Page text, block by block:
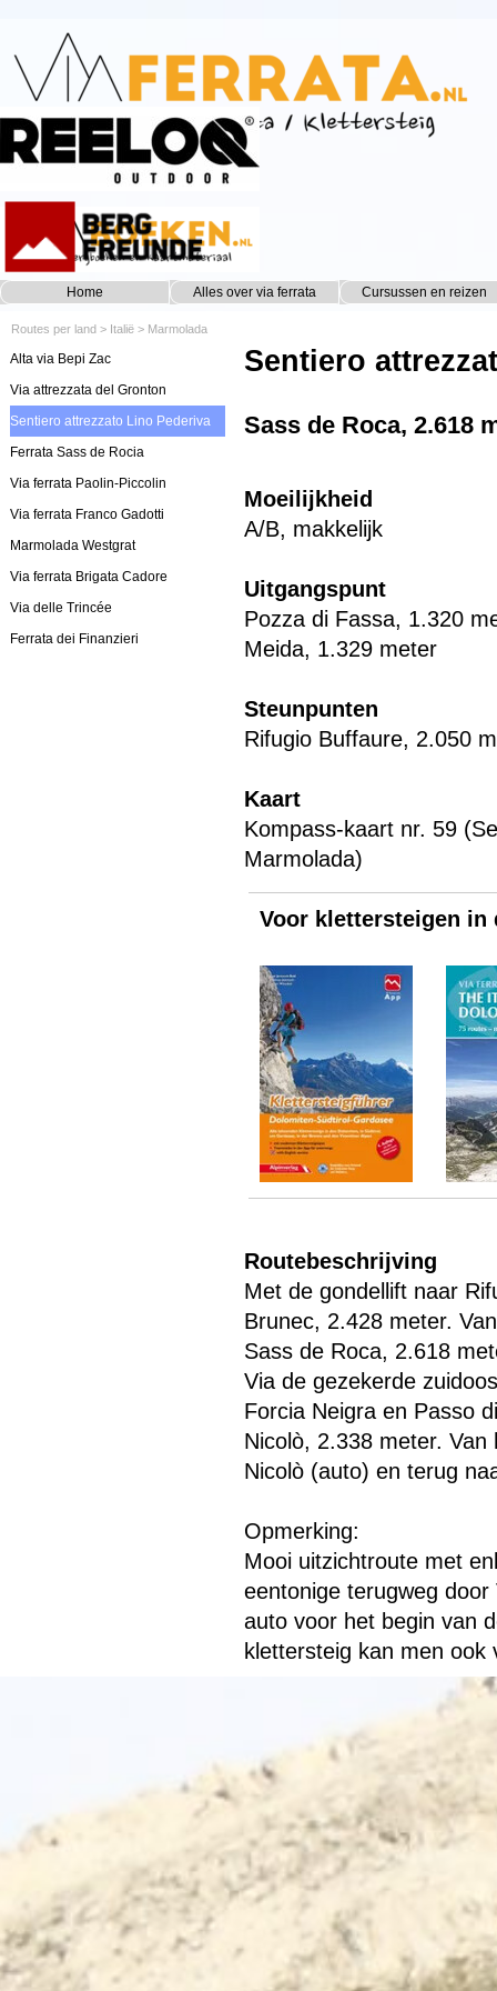
Home Alles over via ferrata ▼
Cursussen en reizen
Routes per land > Italië > Marmolada
Alta via Bepi Zac
Via attrezzata del Gronton
Sentiero attrezzato Lino Pederiva
Ferrata Sass de Rocia
Via ferrata Paolin-Piccolin
Via ferrata Franco Gadotti
Marmolada Westgrat
Via ferrata Brigata Cadore
Via delle Trincée
Ferrata dei Finanzieri
Sentiero
Sass de Roca, 2.618
Moeilijkheid
A/B, makkelijk
Uitgangspunt
Pozza di Fassa, 1.320
Meida, 1.329 meter
Steunpunten
Rifugio Buffaure, 2.050
Kaart
Kompass-kaart nr. 59
Marmolada)
Voor klettersteigen in
Routebeschrijving
Met de gondellift naar
Brunec, 2.428 meter.
Sass de Roca, 2.618
Via de gezekerde
Forcia Neigra en Passo
Nicolò, 2.338 meter.
Nicolò (auto) en terug
Opmerking:
Mooi uitzichtroute met
eentonige terugweg
auto voor het begin van
klettersteig kan men